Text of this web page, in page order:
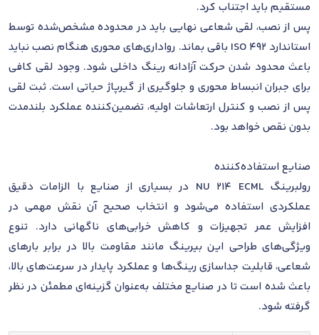
مستقیم باید اجتناب کرد.
پس از نصب، لقی شعاعی نهایی باید در محدوده مشخص‌شده توسط
استاندارد ISO 492 باقی بماند. رواداری‌های محوری هنگام نصب نباید
باعث محدود شدن حرکت آزادانه رینگ داخلی شود. وجود لقی کافی
برای جبران انبساط محوری و جلوگیری از گیرپاژ حیاتی است. ثبت لقی
پس از نصب و کنترل ارتعاشات اولیه، تضمین‌کننده عملکرد بلندمدت
بدون نقص خواهد بود.
صنایع استفاده‌کننده
رولبرینگ NU 214 ECML در بسیاری از صنایع با الزامات دقیق
عملکردی استفاده می‌شود و انتخاب صحیح آن نقش مهمی در
افزایش عمر تجهیزات و کاهش خرابی‌های ناگهانی دارد. تنوع
ویژگی‌های طراحی این بیرینگ مانند مقاومت بالا در برابر بارهای
شعاعی، قابلیت جداسازی رینگ‌ها و عملکرد پایدار در سرعت‌های بالا،
باعث شده است تا در صنایع مختلف به‌عنوان گزینه‌ای مطمئن در نظر
گرفته شود.